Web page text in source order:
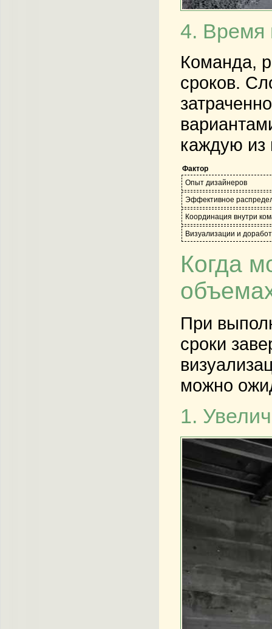
4. Время
Команда,
сроков.
каждую из
Фактор
Опыт дизайнеров
Эффективное
Координация внутри
Визуализации и
Когда
При
сроки
можно
1.